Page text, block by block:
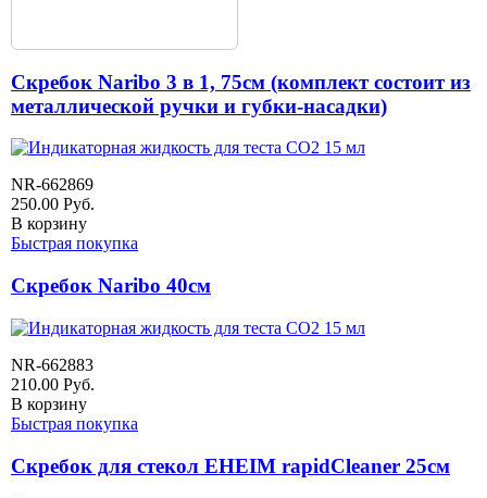
Скребок Naribo 3 в 1, 75см (комплект состоит из
металлической ручки и губки-насадки)
NR-662869
250.00 Руб.
В корзину
Быстрая покупка
Скребок Naribo 40см
NR-662883
210.00 Руб.
В корзину
Быстрая покупка
Скребок для стекол EHEIM rapidCleaner 25см